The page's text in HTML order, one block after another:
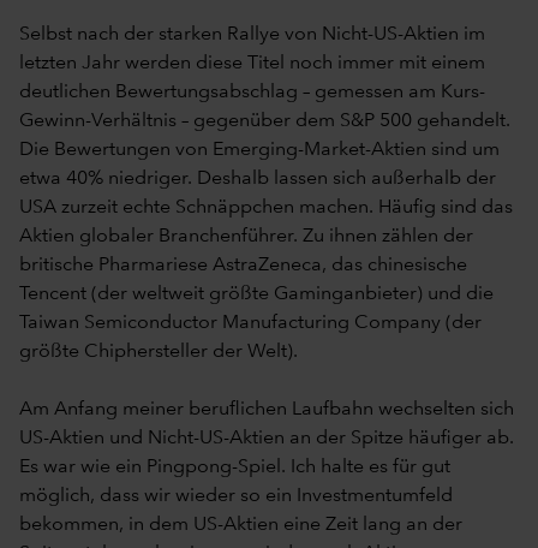
Selbst nach der starken Rallye von Nicht-US-Aktien im
letzten Jahr werden diese Titel noch immer mit einem
deutlichen Bewertungsabschlag – gemessen am Kurs-
Gewinn-Verhältnis – gegenüber dem S&P 500 gehandelt.
Die Bewertungen von Emerging-Market-Aktien sind um
etwa 40% niedriger. Deshalb lassen sich außerhalb der
USA zurzeit echte Schnäppchen machen. Häufig sind das
Aktien globaler Branchenführer. Zu ihnen zählen der
britische Pharmariese AstraZeneca, das chinesische
Tencent (der weltweit größte Gaminganbieter) und die
Taiwan Semiconductor Manufacturing Company (der
größte Chiphersteller der Welt).
Am Anfang meiner beruflichen Laufbahn wechselten sich
US-Aktien und Nicht-US-Aktien an der Spitze häufiger ab.
Es war wie ein Pingpong-Spiel. Ich halte es für gut
möglich, dass wir wieder so ein Investmentumfeld
bekommen, in dem US-Aktien eine Zeit lang an der